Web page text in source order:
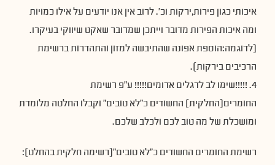
איכותי כגון פירות,ירקות וכ'. לרוב אין אנו יודעים על אילו כמויות
ומה איכות הפירות מדובר וייתכן שמדובר שאקט שיווקי בעיקרו.
(לדוגמה:הוספת אפונה שהתיבשה למזון והתהדרות ברשימת
הרכיבים בירקות).
4. !!!!!שימו לב לדגלים אדומים!!!!! ע״פ רשימת
החומרים(החלקית) החשודים כ״לא טובים״ וקבלו החלטה מלומדת
ומושכלת של מה טוב לכם ולכלב שלכם.
רשימת החומרים החשודים כ"לא טובים"(רשימה חלקית בהחלט):